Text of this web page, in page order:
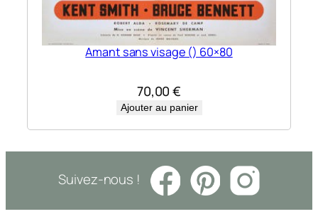
Amant sans visage () 60×80
70,00€
Ajouter au panier
Suivez-nous !